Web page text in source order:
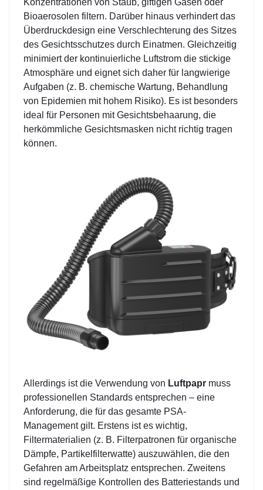
Bioaerosolen filtern. Darüber hinaus verhindert das
Überdruckdesign eine Verschlechterung des Sitzes
des Gesichtsschutzes durch Einatmen. Gleichzeitig
minimiert der kontinuierliche Luftstrom die stickige
Atmosphäre und eignet sich daher für langwierige
Aufgaben (z. B. chemische Wartung, Behandlung
von Epidemien mit hohem Risiko). Es ist besonders
ideal für Personen mit Gesichtsbehaarung, die
herkömmliche Gesichtsmasken nicht richtig tragen
können.
Allerdings ist die Verwendung von Luftpapr muss
professionellen Standards entsprechen – eine
Anforderung, die für das gesamte PSA-
Management gilt. Erstens ist es wichtig,
Filtermaterialien (z. B. Filterpatronen für organische
Dämpfe, Partikelfilterwatte) auszuwählen, die den
Gefahren am Arbeitsplatz entsprechen. Zweitens
sind regelmäßige Kontrollen des Batteriestands und